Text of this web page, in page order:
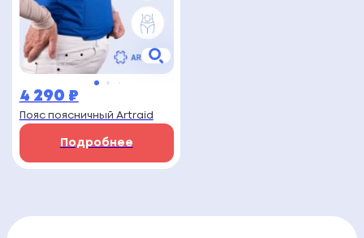
4 290 ₽
Пояс поясничный Artraid
Подробнее